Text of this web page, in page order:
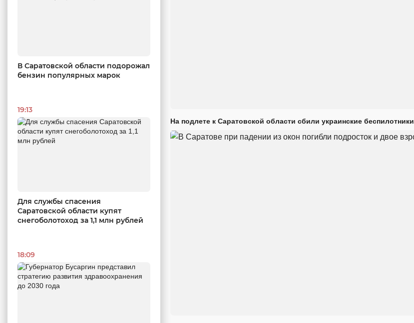
В Саратовской области подорожал
бензин популярных марок
19:13
Для службы спасения
Саратовской области купят
снегоболотоход за 1,1 млн рублей
18:09
На подлете к Саратовской области сбили украинские беспилотники